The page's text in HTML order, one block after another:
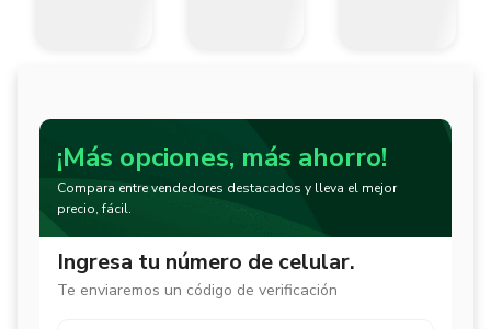
¡Más opciones, más ahorro!
Compara entre vendedores destacados y lleva el mejor
precio, fácil.
Ingresa tu número de celular.
Te enviaremos un código de verificación